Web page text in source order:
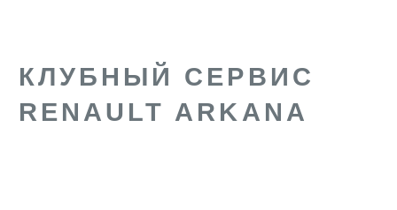
КЛУБНЫЙ СЕРВИС
RENAULT ARKANA